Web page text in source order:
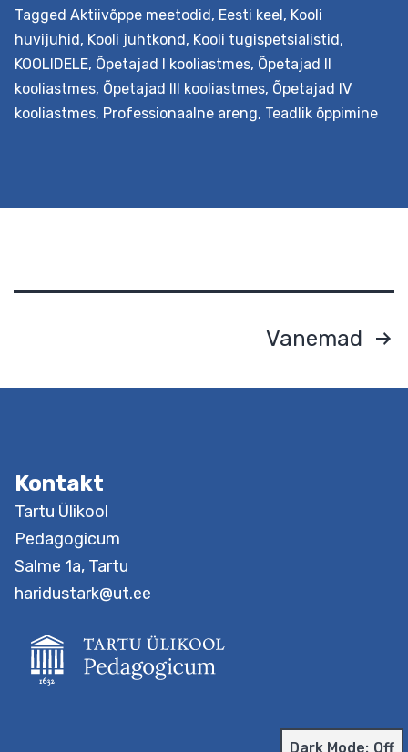
Eesmärk Õpetajatele ja juhtkonna liikmetele
õpetatakse seostama õpiringi nüüdisaegse
õpiringis kasutatavad meetodid ning kujunetakse läbi
enam teadvustama ja väärtustama kollegiaalset
koostööd. Ta on läbi proovinud ja analüüsinud
Continue reading
Tagged Aktiivõppe meetodid, Eesti keel, Kooli
huvijuhid, Kooli juhtkond, Kooli tugispetsialistid,
KOOLIDELE, Õpetajad I kooliastmes, Õpetajad II
kooliastmes, Õpetajad III kooliastmes, Õpetajad IV
kooliastmes, Professionaalne areng, Teadlik õppimine
leheküljendus
Vanemad
Kontakt
Dark Mode: